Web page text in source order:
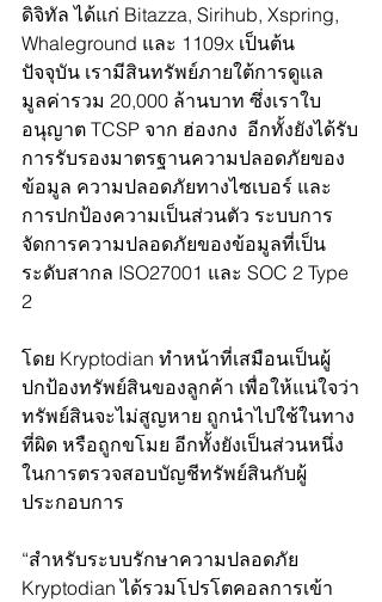
ดิจิทัล ได้แก่ Bitazza, Sirihub, Xspring,
Whaleground และ 1109x เป็นต้น
ปัจจุบัน เรามีสินทรัพย์ภายใต้การดูแล
มูลค่ารวม 20,000 ล้านบาท ซึ่งเราใบ
อนุญาต TCSP จาก ฮ่องกง  อีกทั้งยังได้รับ
การรับรองมาตรฐานความปลอดภัยของ
ข้อมูล ความปลอดภัยทางไซเบอร์ และ
การปกป้องความเป็นส่วนตัว ระบบการ
จัดการความปลอดภัยของข้อมูลที่เป็น
ระดับสากล ISO27001 และ SOC 2 Type
2
โดย Kryptodian ทำหน้าที่เสมือนเป็นผู้
ปกป้องทรัพย์สินของลูกค้า เพื่อให้แน่ใจว่า
ทรัพย์สินจะไม่สูญหาย ถูกนำไปใช้ในทาง
ที่ผิด หรือถูกขโมย อีกทั้งยังเป็นส่วนหนึ่ง
ในการตรวจสอบบัญชีทรัพย์สินกับผู้
ประกอบการ
“สำหรับระบบรักษาความปลอดภัย
Kryptodian ได้รวมโปรโตคอลการเข้า